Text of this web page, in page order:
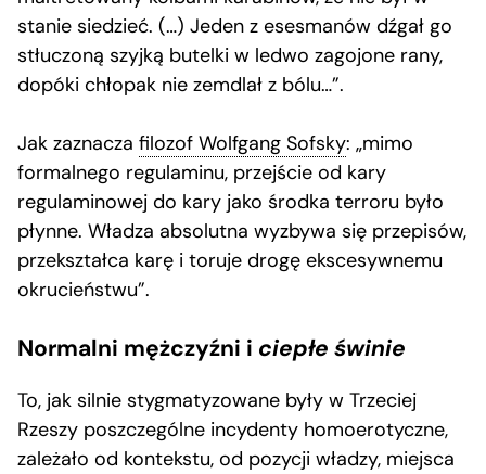
stanie siedzieć. (…) Jeden z esesmanów dźgał go
stłuczoną szyjką butelki w ledwo zagojone rany,
dopóki chłopak nie zemdlał z bólu…”.
Jak zaznacza filozof Wolfgang Sofsky: „mimo
formalnego regulaminu, przejście od kary
regulaminowej do kary jako środka terroru było
płynne. Władza absolutna wyzbywa się przepisów,
przekształca karę i toruje drogę ekscesywnemu
okrucieństwu”.
Normalni mężczyźni i ciepłe świnie
To, jak silnie stygmatyzowane były w Trzeciej
Rzeszy poszczególne incydenty homoerotyczne,
zależało od kontekstu, od pozycji władzy, miejsca